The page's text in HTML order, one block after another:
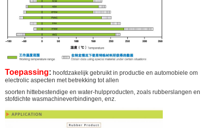
Toepassing: hoofdzakelijk gebruikt in productie en automobiele om
electrolic aspecten met betrekking tot allen
soorten hittebestendige en water-hulpproducten, zoals rubberslangen en
stofdichte wasmachineverbindingen, enz.